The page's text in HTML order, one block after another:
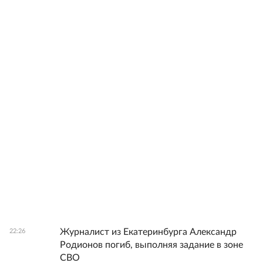
22:26
Журналист из Екатеринбурга Александр
Родионов погиб, выполняя задание в зоне
СВО